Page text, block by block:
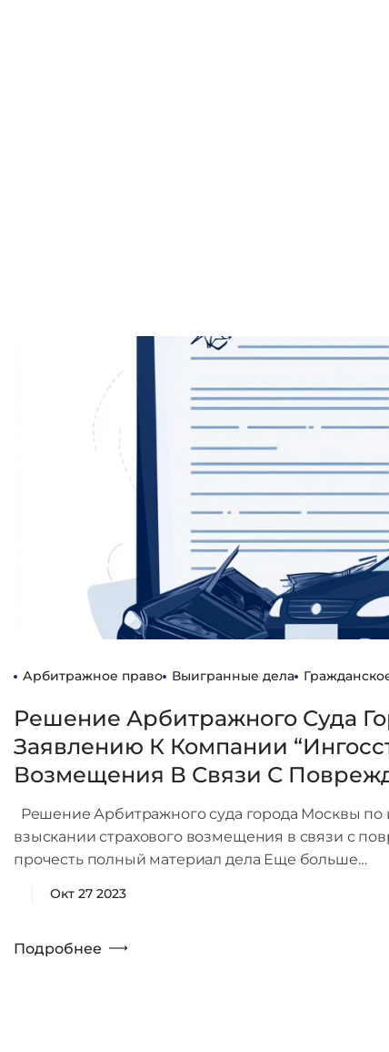
Арбитражное право Выигранные дела
Решение Арбитражного Суда
Заявлению К Компании
Возмещения В Связи С
Решение Арбитражного суда города Москвы по
взыскании страхового возмещения в связи с
прочесть полный материал дела Еще больше…
Окт 27 2023
Подробнее